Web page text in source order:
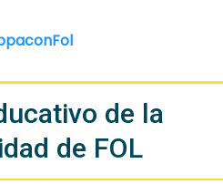
de la
de FOL